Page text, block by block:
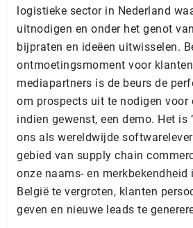
logistieke sector in Nederland
uitnodigen en onder het genot
bijpraten en ideëen uitwisselen.
ontmoetingsmoment voor
mediapartners is de beurs de
om prospects uit te nodigen voor
indien gewenst, een demo. Het is
ons als wereldwijde
gebied van supply chain
onze naams- en merkbekendheid
België te vergroten, klanten
geven en nieuwe leads te